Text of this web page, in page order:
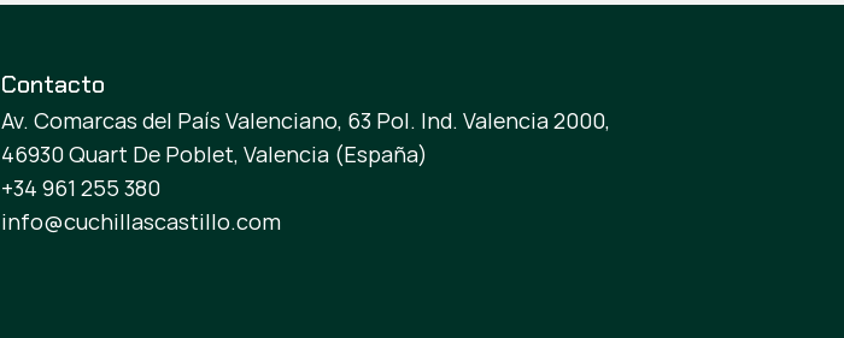
Contacto
Av. Comarcas del País Valenciano, 63 Pol. Ind. Valencia 2000,
46930 Quart De Poblet, Valencia (España)
+34 961 255 380
info@cuchillascastillo.com